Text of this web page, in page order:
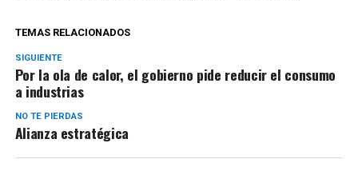
TEMAS RELACIONADOS
SIGUIENTE
Por la ola de calor, el gobierno pide reducir el consumo
a industrias
NO TE PIERDAS
Alianza estratégica